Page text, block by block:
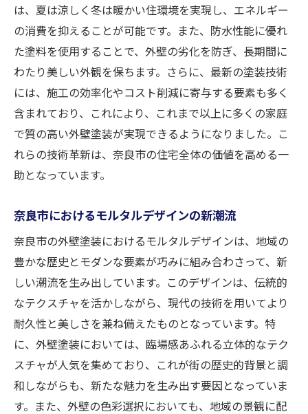
は、夏は涼しく冬は暖かい住環境を実現し、エネルギー
の消費を抑えることが可能です。また、防水性能に優れ
た塗料を使用することで、外壁の劣化を防ぎ、長期間に
わたり美しい外観を保ちます。さらに、最新の塗装技術
には、施工の効率化やコスト削減に寄与する要素も多く
含まれており、これにより、これまで以上に多くの家庭
で質の高い外壁塗装が実現できるようになりました。こ
れらの技術革新は、奈良市の住宅全体の価値を高める一
助となっています。
奈良市におけるモルタルデザインの新潮流
奈良市の外壁塗装におけるモルタルデザインは、地域の
豊かな歴史とモダンな要素が巧みに組み合わさって、新
しい潮流を生み出しています。このデザインは、伝統的
なテクスチャを活かしながら、現代の技術を用いてより
耐久性と美しさを兼ね備えたものとなっています。特
に、外壁塗装においては、臨場感あふれる立体的なテク
スチャが人気を集めており、これが街の歴史的背景と調
和しながらも、新たな魅力を生み出す要因となっていま
す。また、外壁の色彩選択においても、地域の景観に配